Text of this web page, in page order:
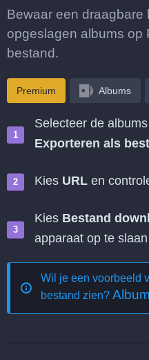
Bewaar een draagbare
opgeslagen albums op
bestand.
Premium Albums
Selecteer de
Exporteren als
Kies URL en
Kies Bestand
apparaat op te slaan
Wil je een voorbeeld
bestand zien?